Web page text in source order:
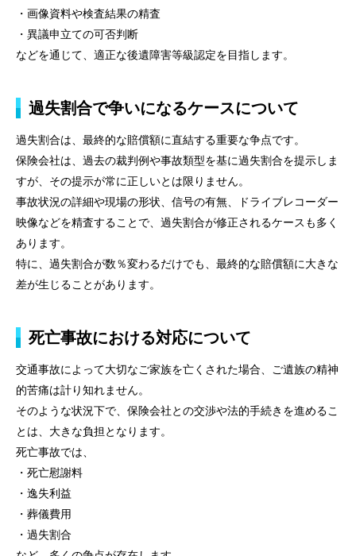
・画像資料や検査結果の精査
・異議申立ての可否判断
などを通じて、適正な後遺障害等級認定を目指します。
過失割合で争いになるケースについて
過失割合は、最終的な賠償額に直結する重要な争点です。
保険会社は、過去の裁判例や事故類型を基に過失割合を提示しま
すが、その提示が常に正しいとは限りません。
事故状況の詳細や現場の形状、信号の有無、ドライブレコーダー
映像などを精査することで、過失割合が修正されるケースも多く
あります。
特に、過失割合が数％変わるだけでも、最終的な賠償額に大きな
差が生じることがあります。
死亡事故における対応について
交通事故によって大切なご家族を亡くされた場合、ご遺族の精神
的苦痛は計り知れません。
そのような状況下で、保険会社との交渉や法的手続きを進めるこ
とは、大きな負担となります。
死亡事故では、
・死亡慰謝料
・逸失利益
・葬儀費用
・過失割合